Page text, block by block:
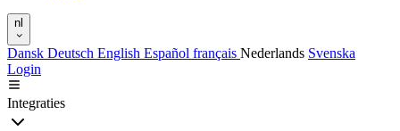
nl
Dansk Deutsch English Español français Nederlands Svenska
Login
Integraties